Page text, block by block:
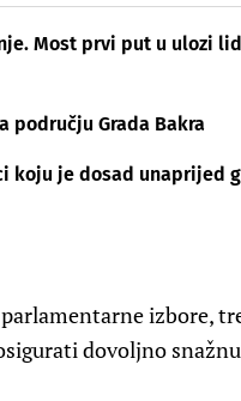
Most prvi put u ulozi
području Grada Bakra
koju je dosad unaprijed
izbore,
dovoljno